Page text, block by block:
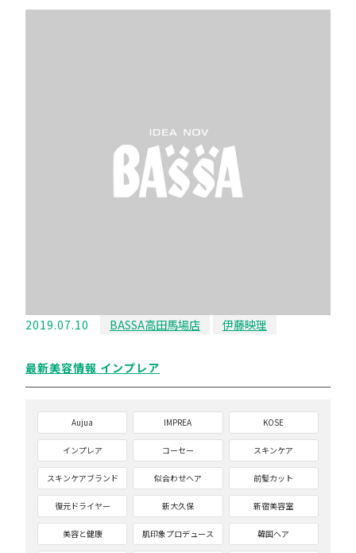
2019.07.10 BASSA高田馬場店 伊藤映理
最新美容情報 インプレア
Aujua IMPREA KOSE
インプレア コーセー スキンケア
スキンケアブランド 似合わせヘア 前髪カット
復元ドライヤー 新大久保 新宿美容室
美容と健康 肌印象プロデュース 韓国ヘア